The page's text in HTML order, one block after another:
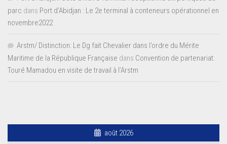
parc dans Port d’Abidjan : Le 2e terminal à conteneurs opérationnel en
novembre2022
Arstm/ Distinction: Le Dg fait Chevalier dans l’ordre du Mérite
Maritime de la République Française dans Convention de partenariat:
Touré Mamadou en visite de travail à l’Arstm
août 2026